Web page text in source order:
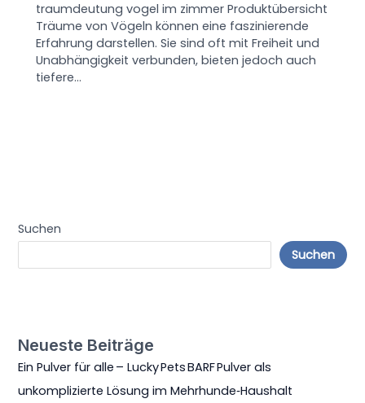
traumdeutung vogel im zimmer Produktübersicht
Träume von Vögeln können eine faszinierende
Erfahrung darstellen. Sie sind oft mit Freiheit und
Unabhängigkeit verbunden, bieten jedoch auch
tiefere…
Suchen
Suchen
Neueste Beiträge
Ein Pulver für alle – Lucky Pets BARF Pulver als
unkomplizierte Lösung im Mehrhunde‑Haushalt